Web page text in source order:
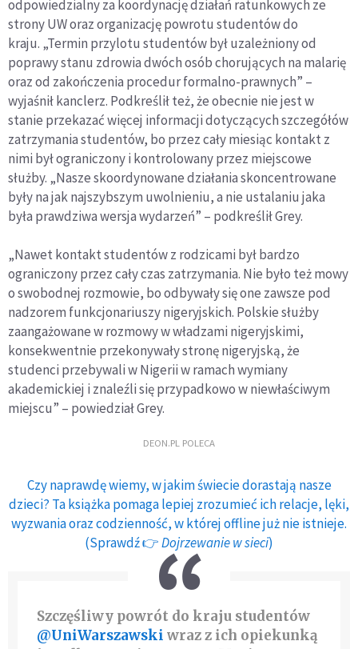
odpowiedzialny za koordynację działań ratunkowych ze
strony UW oraz organizację powrotu studentów do
kraju. „Termin przylotu studentów był uzależniony od
poprawy stanu zdrowia dwóch osób chorujących na malarię
oraz od zakończenia procedur formalno-prawnych” –
wyjaśnił kanclerz. Podkreślił też, że obecnie nie jest w
stanie przekazać więcej informacji dotyczących szczegółów
zatrzymania studentów, bo przez cały miesiąc kontakt z
nimi był ograniczony i kontrolowany przez miejscowe
służby. „Nasze skoordynowane działania skoncentrowane
były na jak najszybszym uwolnieniu, a nie ustalaniu jaka
była prawdziwa wersja wydarzeń” – podkreślił Grey.
„Nawet kontakt studentów z rodzicami był bardzo
ograniczony przez cały czas zatrzymania. Nie było też mowy
o swobodnej rozmowie, bo odbywały się one zawsze pod
nadzorem funkcjonariuszy nigeryjskich. Polskie służby
zaangażowane w rozmowy w władzami nigeryjskimi,
konsekwentnie przekonywały stronę nigeryjską, że
studenci przebywali w Nigerii w ramach wymiany
akademickiej i znaleźli się przypadkowo w niewłaściwym
miejscu” – powiedział Grey.
DEON.PL POLECA
Czy naprawdę wiemy, w jakim świecie dorastają nasze
dzieci? Ta książka pomaga lepiej zrozumieć ich relacje, lęki,
wyzwania oraz codzienność, w której offline już nie istnieje.
(Sprawdź 👉Dojrzewanie w sieci)
Szczęśliwy powrót do kraju studentów
@UniWarszawski wraz z ich opiekunką